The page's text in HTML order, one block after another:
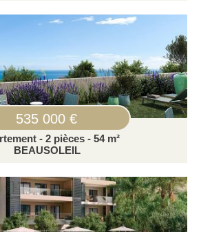
535 000 €
- 2 pièces - 54 m²
BEAUSOLEIL